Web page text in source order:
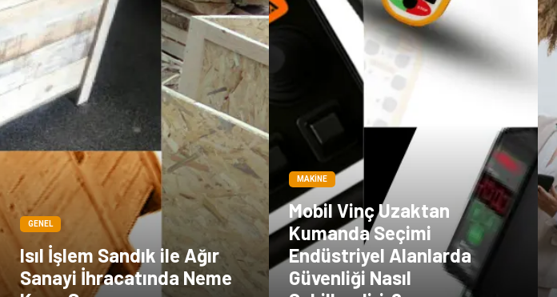
GENEL
Isıl İşlem Sandık ile Ağır
Sanayi İhracatında Neme
MAKINE
Mobil Vinç Uzaktan
Kumanda Seçimi
Endüstriyel Alanlarda
Güvenliği Nasıl